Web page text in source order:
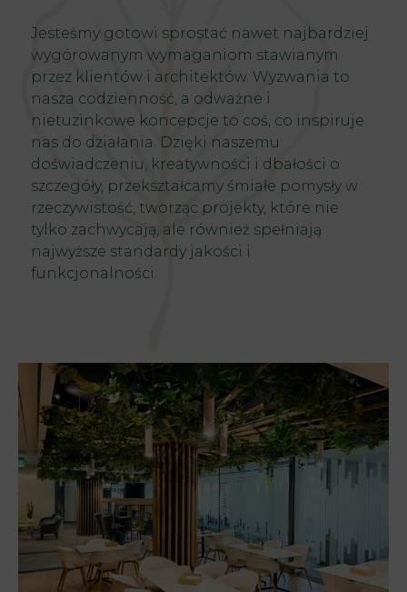
Jesteśmy gotowi sprostać nawet najbardziej
wygórowanym wymaganiom stawianym
przez klientów i architektów. Wyzwania to
nasza codzienność, a odważne i
nietuzinkowe koncepcje to coś, co inspiruje
nas do działania. Dzięki naszemu
doświadczeniu, kreatywności i dbałości o
szczegóły, przekształcamy śmiałe pomysły w
rzeczywistość, tworząc projekty, które nie
tylko zachwycają, ale również spełniają
najwyższe standardy jakości i
funkcjonalności.